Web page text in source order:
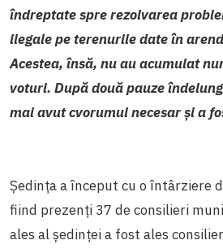
îndreptate spre rezolvarea
ilegale pe terenurile date în
Acestea, însă, nu au acumulat
voturi. După două pauze
mai avut cvorumul necesar și a
Ședința a început cu o întârziere
fiind prezenți 37 de consilieri
ales al ședinței a fost ales